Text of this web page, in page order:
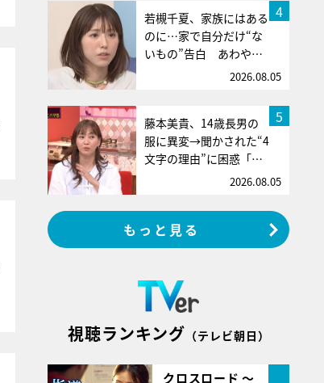
4
若槻千夏、家族にはある
のに…家で自分だけ“な
いもの”告白 あわや…
2026.08.05
5
藤本美貴、14歳長男の
服に異変→聞かされた“4
文字の理由”に困惑「…
2026.08.05
もっと見る
視聴ランキング （テレビ朝日）
クロスロード ～